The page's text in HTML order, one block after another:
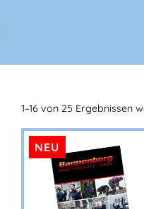
1–16 von 25 Ergebnissen
NEU